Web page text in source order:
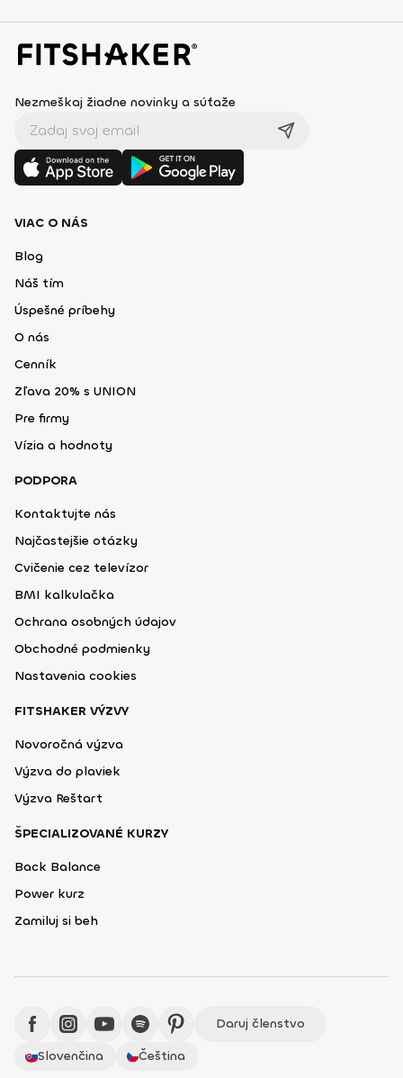
Nezmeškaj žiadne novinky a súťaže
VIAC O NÁS
Blog
Náš tím
Úspešné príbehy
O nás
Cenník
Zľava 20% s UNION
Pre firmy
Vízia a hodnoty
PODPORA
Kontaktujte nás
Najčastejšie otázky
Cvičenie cez televízor
BMI kalkulačka
Ochrana osobných údajov
Obchodné podmienky
Nastavenia cookies
FITSHAKER VÝZVY
Novoročná výzva
Výzva do plaviek
Výzva Reštart
ŠPECIALIZOVANÉ KURZY
Back Balance
Power kurz
Zamiluj si beh
Daruj členstvo
Slovenčina
Čeština